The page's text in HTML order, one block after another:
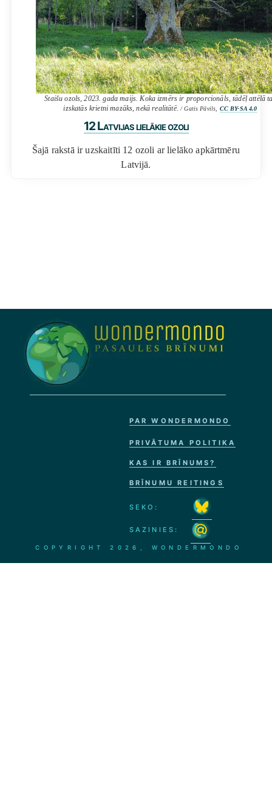
Staišu ozols, 2023. gada maijs. Koka izmērs ir proporcionāls, tādēļ attēlā
izskatās krietni mazāks, nekā realitātē./ Gatis Pāvils, CC BY-SA 4.0
12 Latvijas lielākie ozoli
Šajā rakstā ir uzskaitīti 12 ozoli ar lielāko apkārtmēru
Latvijā.
PAR WONDERMONDO
PRIVĀTUMA POLITIKA
KAS IR BRĪNUMS?
BRĪNUMU REITINGS
SEKO:
SAZINIES:
COPYRIGHT2026, WONDERMONDO